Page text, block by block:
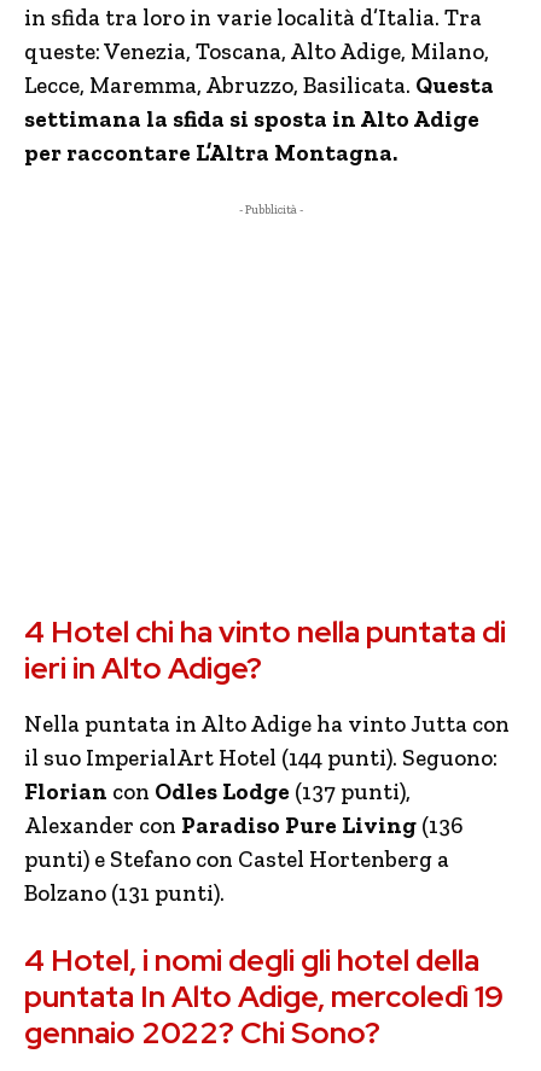
in sfida tra loro in varie località d’Italia. Tra
queste: Venezia, Toscana, Alto Adige, Milano,
Lecce, Maremma, Abruzzo, Basilicata. Questa
settimana la sfida si sposta in Alto Adige
per raccontare L’Altra Montagna.
- Pubblicità -
4 Hotel chi ha vinto nella puntata di
ieri in Alto Adige?
Nella puntata in Alto Adige ha vinto Jutta con
il suo ImperialArt Hotel (144 punti). Seguono:
Florian con Odles Lodge (137 punti),
Alexander con Paradiso Pure Living (136
punti) e Stefano con Castel Hortenberg a
Bolzano (131 punti).
4 Hotel, i nomi degli gli hotel della
puntata In Alto Adige, mercoledì 19
gennaio 2022? Chi Sono?